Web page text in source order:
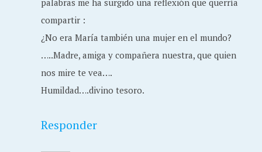
palabras me ha surgido una reflexión que querría
compartir :
¿No era María también una mujer en el mundo?
…..Madre, amiga y compañera nuestra, que quien
nos mire te vea….
Humildad….divino tesoro.
Responder